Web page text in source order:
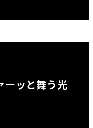
ーッと舞う光